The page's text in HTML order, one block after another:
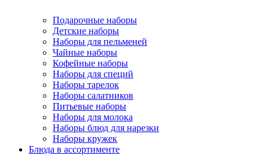
Подарочные наборы
Детские наборы
Наборы для пельменей
Чайные наборы
Кофейные наборы
Наборы для специй
Наборы тарелок
Наборы салатников
Питьевые наборы
Наборы для молока
Наборы блюд для нарезки
Наборы кружек
Блюда в ассортименте